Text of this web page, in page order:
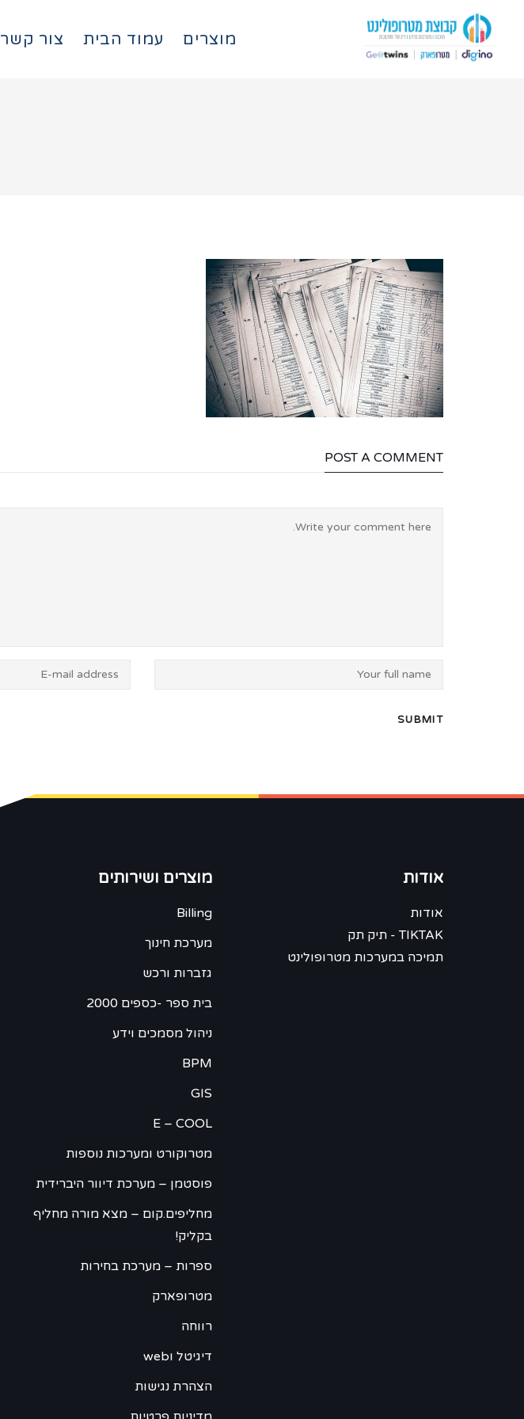
מוצרים עמוד הבית צור קשר
POST A COMMENT
אודות
אודות
TIKTAK - תיק תק
תמיכה במערכות מטרופולינט
מוצרים ושירותים
Billing
מערכת חינוך
גזברות ורכש
בית ספר -כספים 2000
ניהול מסמכים וידע
BPM
GIS
E – COOL
מטרוקורט ומערכות נוספות
פוסטמן – מערכת דיוור היברידית
מחליפים.קום – מצא מורה מחליף
בקליק!
ספרות – מערכת בחירות
מטרופארק
רווחה
דיגיטל וweb
הצהרת נגישות